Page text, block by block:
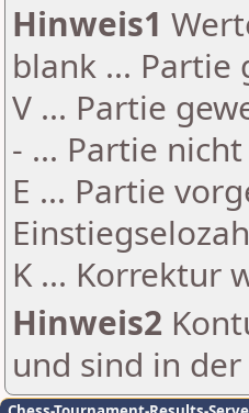
Hinweis1
blank ...
V ... Partie
- ... Partie
E ... Partie
K ... Korrektur
Hinweis2
und sind in